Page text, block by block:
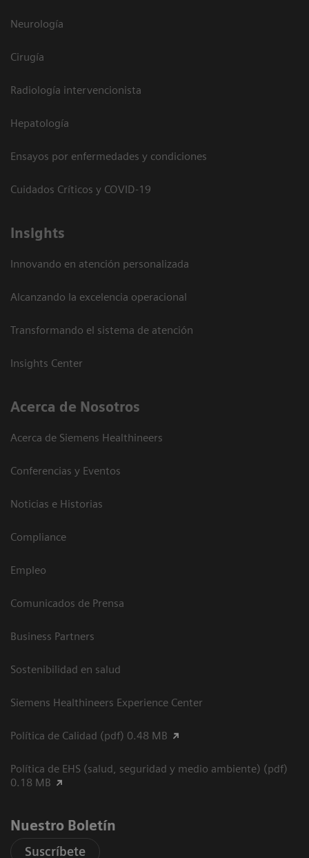
Neurología
Cirugía
Radiología intervencionista
Hepatología
Ensayos por enfermedades y condiciones
Cuidados Críticos y COVID-19
Insights
Innovando en atención personalizada
Alcanzando la excelencia operacional
Transformando el sistema de atención
Insights Center
Acerca de Nosotros
Acerca de Siemens Healthineers
Conferencias y Eventos
Noticias e Historias
Compliance
Empleo
Comunicados de Prensa
Business Partners
Sostenibilidad en salud
Siemens Healthineers Experience Center
Política de Calidad (pdf) 0.48 MB
Política de EHS (salud, seguridad y medio ambiente) (pdf)
0.18 MB
Nuestro Boletín
Suscríbete